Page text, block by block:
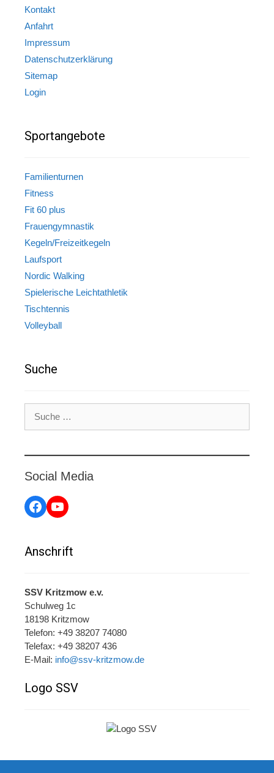
Kontakt
Anfahrt
Impressum
Datenschutzerklärung
Sitemap
Login
Sportangebote
Familienturnen
Fitness
Fit 60 plus
Frauengymnastik
Kegeln/Freizeitkegeln
Laufsport
Nordic Walking
Spielerische Leichtathletik
Tischtennis
Volleyball
Suche
nach:
Social Media
Facebook
YouTube
Anschrift
SSV Kritzmow e.v.
Schulweg 1c
18198 Kritzmow
Telefon: +49 38207 74080
Telefax: +49 38207 436
E-Mail: info@ssv-kritzmow.de
Logo SSV